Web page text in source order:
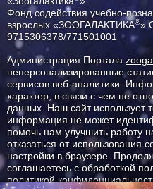
Фонд содействия учебно-
взрослых «ЗООГАЛАКТИКА®»
9715306378/771501001
Администрация Портала
неперсонализированные
сервисов веб-аналитики.
характер, в связи с чем не
данных. Наш сайт использует
информация не может
помочь нам улучшить работу
отказаться от использования
настройки в браузере.
соглашаетесь с обработкой
политикой